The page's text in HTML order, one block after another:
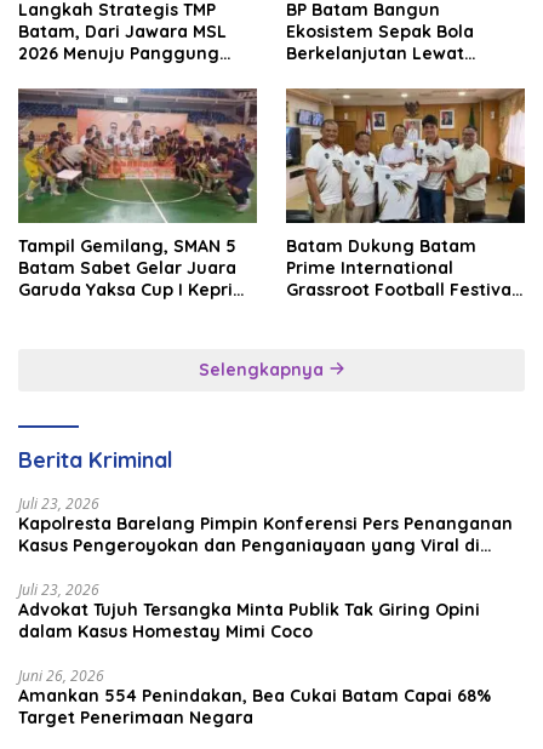
Langkah Strategis TMP
Batam, Dari Jawara MSL
2026 Menuju Panggung
BP Batam Bangun
Ekosistem Sepak Bola
Berkelanjutan Lewat
Tampil Gemilang, SMAN 5
Batam Sabet Gelar Juara
Garuda Yaksa Cup I Kepri
Batam Dukung Batam
Prime International
Grassroot Football Festival
Brunei–Malaysia
Selengkapnya
Berita Kriminal
Juli 23, 2026
Kapolresta Barelang Pimpin Konferensi Pers Penanganan
Kasus Pengeroyokan dan Penganiayaan yang Viral di
Juli 23, 2026
Advokat Tujuh Tersangka Minta Publik Tak Giring Opini
dalam Kasus Homestay Mimi Coco
Juni 26, 2026
Amankan 554 Penindakan, Bea Cukai Batam Capai 68%
Target Penerimaan Negara